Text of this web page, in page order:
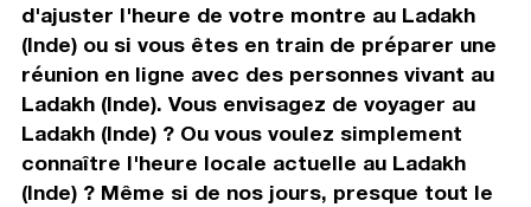
d'ajuster l'heure de votre montre au Ladakh
(Inde) ou si vous êtes en train de préparer une
réunion en ligne avec des personnes vivant au
Ladakh (Inde). Vous envisagez de voyager au
Ladakh (Inde) ? Ou vous voulez simplement
connaître l'heure locale actuelle au Ladakh
(Inde) ? Même si de nos jours, presque tout le